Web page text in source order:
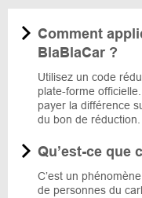
Comment
BlaBlaCar ?
Utilisez un code
plate-forme
payer la différence
du bon de réduction.
Qu’est-ce que
C’est un
de personnes du